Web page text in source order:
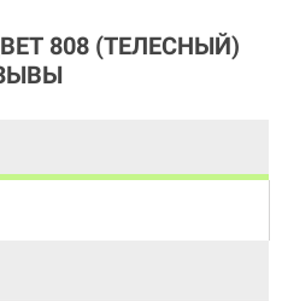
808 (ТЕЛЕСНЫЙ)